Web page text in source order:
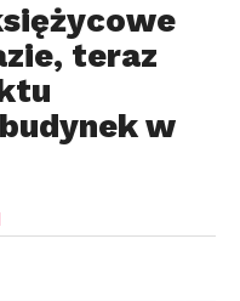
teraz
w